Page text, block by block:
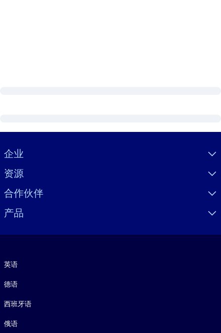
Visually hidden Text
企业
资源
合作伙伴
产品
英语
德语
西班牙语
俄语